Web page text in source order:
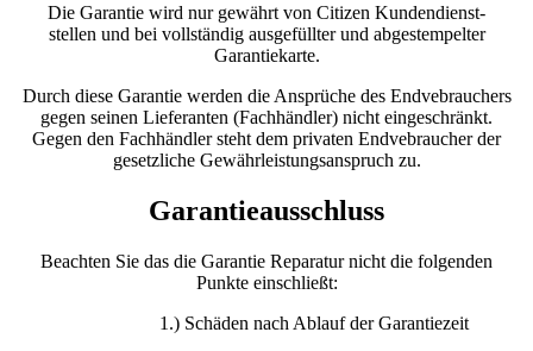
Die Garantie wird nur gewährt von Citizen Kundendienst-
stellen und bei vollständig ausgefüllter und abgestempelter
Garantiekarte.
Durch diese Garantie werden die Ansprüche des Endvebrauchers
gegen seinen Lieferanten (Fachhändler) nicht eingeschränkt.
Gegen den Fachhändler steht dem privaten Endvebraucher der
gesetzliche Gewährleistungsanspruch zu.
Garantieausschluss
Beachten Sie das die Garantie Reparatur nicht die folgenden
Punkte einschließt:
1.) Schäden nach Ablauf der Garantiezeit